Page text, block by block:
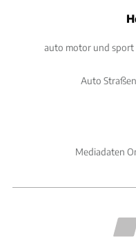
auto motor und sport
Auto
Mediadaten